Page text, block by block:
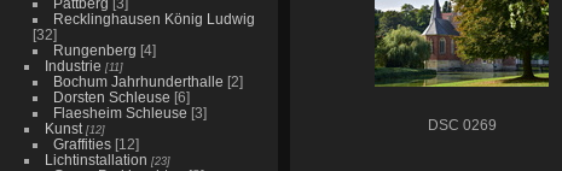
Recklinghausen König Ludwig
[32]
Rungenberg [4]
Industrie [11]
Bochum Jahrhunderthalle [2]
Dorsten Schleuse [6]
Flaesheim Schleuse [3]
Kunst [12]
Graffities [12]
Lichtinstallation [23]
DSC 0269